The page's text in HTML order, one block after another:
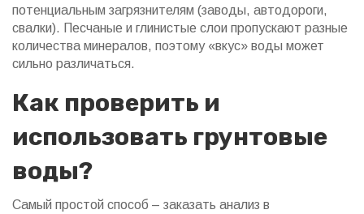
потенциальным загрязнителям (заводы, автодороги,
свалки). Песчаные и глинистые слои пропускают разные
количества минералов, поэтому «вкус» воды может
сильно различаться.
Как проверить и
использовать грунтовые
воды?
Самый простой способ – заказать анализ в